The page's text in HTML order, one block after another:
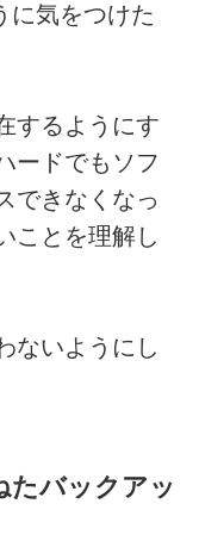
に気をつけた
するようにす
ードでもソフ
できなくなっ
ことを理解し
ないようにし
たバックアッ